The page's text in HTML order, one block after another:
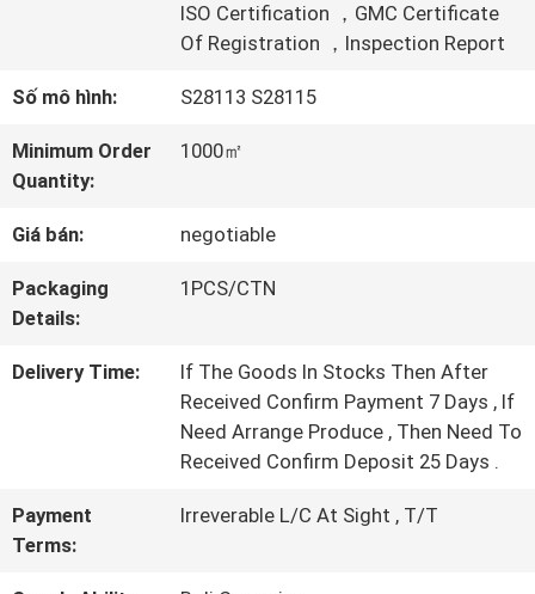
TÔI
CHUYẾN
THAM
QUAN
SOÁT
ISO Certification ，GMC Certificate
Of Registration ，Inspection Report
Số mô hình: S28113 S28115
Minimum Order
Quantity:
1000㎡
Giá bán: negotiable
Packaging
Details:
1PCS/CTN
Delivery Time:
If The Goods In Stocks Then After
Received Confirm Payment 7 Days , If
Need Arrange Produce , Then Need To
Received Confirm Deposit 25 Days .
Payment
Terms:
Irreverable L/C At Sight , T/T